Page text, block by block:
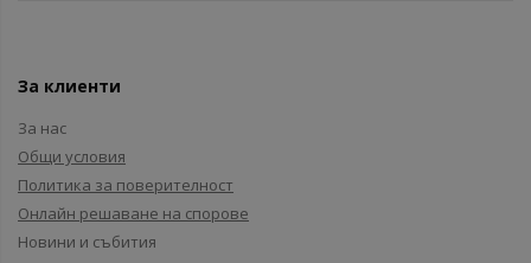
За клиенти
За нас
Общи условия
Политика за поверителност
Онлайн решаване на спорове
Новини и събития